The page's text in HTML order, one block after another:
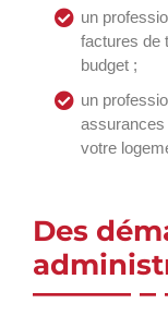
un
factures de
budget ;
un
votre
Des